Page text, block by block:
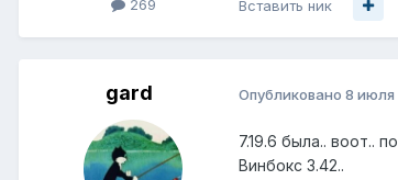
269 Вставить ник
gard Опубликовано 8 июля
7.19.6 была.. воот..
Винбокс 3.42..